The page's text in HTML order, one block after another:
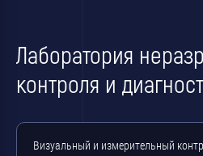
Лаборатория
контроля и
Визуальный и измерительный